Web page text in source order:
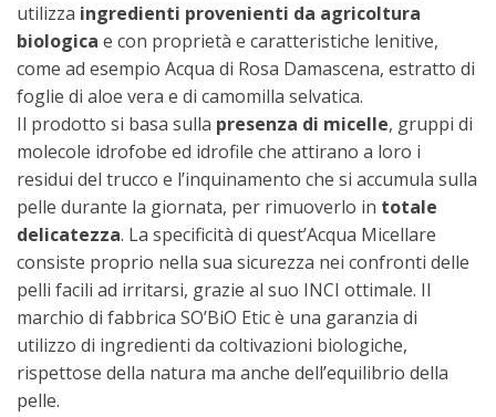
utilizza ingredienti provenienti da agricoltura
biologica e con proprietà e caratteristiche lenitive,
come ad esempio Acqua di Rosa Damascena, estratto di
foglie di aloe vera e di camomilla selvatica.
Il prodotto si basa sulla presenza di micelle, gruppi di
molecole idrofobe ed idrofile che attirano a loro i
residui del trucco e l’inquinamento che si accumula sulla
pelle durante la giornata, per rimuoverlo in totale
delicatezza. La specificità di quest’Acqua Micellare
consiste proprio nella sua sicurezza nei confronti delle
pelli facili ad irritarsi, grazie al suo INCI ottimale. Il
marchio di fabbrica SO’BiO Etic è una garanzia di
utilizzo di ingredienti da coltivazioni biologiche,
rispettose della natura ma anche dell’equilibrio della
pelle.